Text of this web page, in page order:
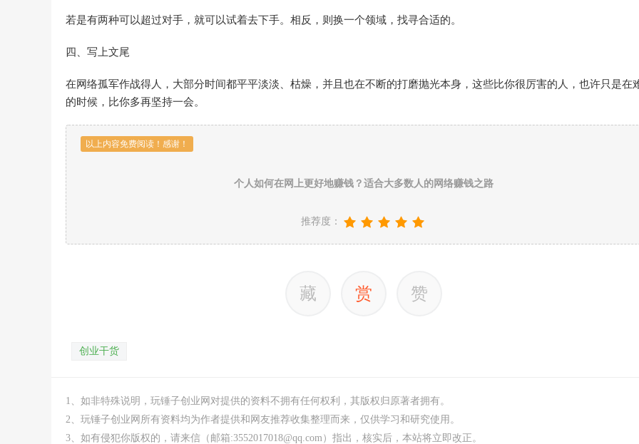
若是有两种可以超过对手，就可以试着去下手。相反，则换一个领域，找寻合适的。
四、写上文尾
在网络孤军作战得人，大部分时间都平平淡淡、枯燥，并且也在不断的打磨抛光本身，这些比你很厉害的人，也许只是在
的时候，比你多再坚持一会。
以上内容免费阅读！感谢！
个人如何在网上更好地赚钱？适合大多数人的网络赚钱之路
推荐度：
藏 赏 赞
创业干货
1、如非特殊说明，玩锤子创业网对提供的资料不拥有任何权利，其版权归原著者拥有。
2、玩锤子创业网所有资料均为作者提供和网友推荐收集整理而来，仅供学习和研究使用。
3、如有侵犯你版权的，请来信（邮箱:3552017018@qq.com）指出，核实后，本站将立即改正。